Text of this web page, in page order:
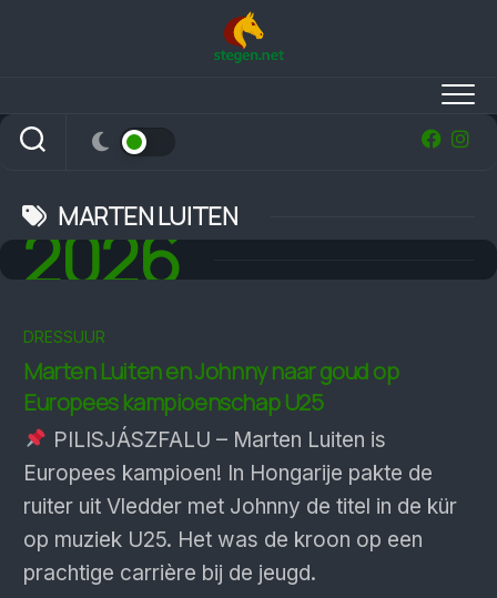
MARTEN LUITEN
2026
DRESSUUR
Marten Luiten en Johnny naar goud op
Europees kampioenschap U25
PILISJÁSZFALU – Marten Luiten is
Europees kampioen! In Hongarije pakte de
ruiter uit Vledder met Johnny de titel in de kür
op muziek U25. Het was de kroon op een
prachtige carrière bij de jeugd.